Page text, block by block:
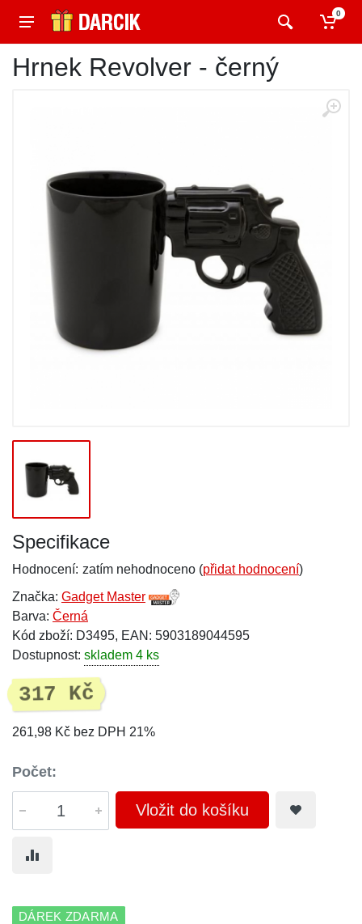
0
Hrnek Revolver - černý
Specifikace
Hodnocení: zatím nehodnoceno (přidat hodnocení)
Značka: Gadget Master
Barva: Černá
Kód zboží: D3495, EAN: 5903189044595
Dostupnost: skladem 4 ks
317 Kč
261,98 Kč bez DPH 21%
Počet:
Vložit do košíku
DÁREK ZDARMA